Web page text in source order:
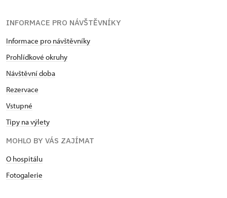
INFORMACE PRO NÁVŠTĚVNÍKY
Informace pro návštěvníky
Prohlídkové okruhy
Návštěvní doba
Rezervace
Vstupné
Tipy na výlety
MOHLO BY VÁS ZAJÍMAT
O hospitálu
Fotogalerie